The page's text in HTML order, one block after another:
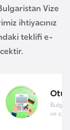
Vize
ihtiyacınız
teklifi e-
ve